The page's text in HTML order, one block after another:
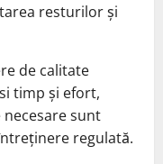
resturilor și
de calitate
timp și efort,
sunt
regulată.